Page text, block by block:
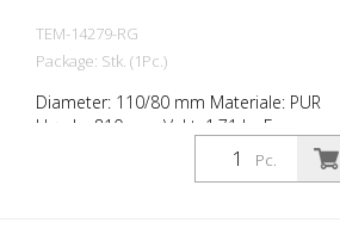
TEM-14279-RG
Package: Stk. (1Pc.)
Diameter: 110/80 mm Materiale: PUR
Høyde: 810 mm Vekt: 1,71 kg Farge:
antrasittgrå 2 retroreflekterende striper
RAC 2 (uten festemateriell) City-pullerten
Pc.